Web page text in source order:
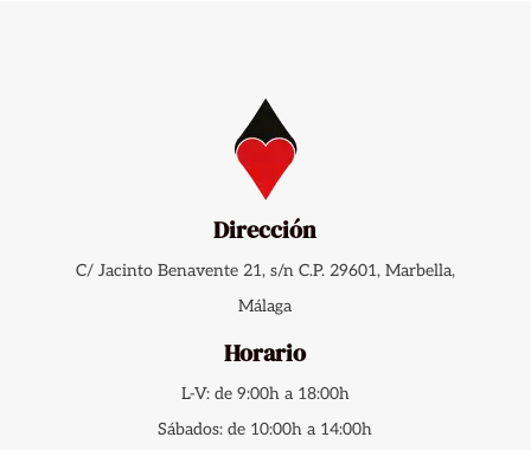
Dirección
C/ Jacinto Benavente 21, s/n C.P. 29601, Marbella,
Málaga
Horario
L-V: de 9:00h a 18:00h
Sábados: de 10:00h a 14:00h